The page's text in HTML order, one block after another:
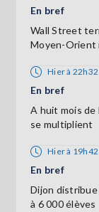
En bref
Wall Street
Moyen-
Hier à 22h32
En bref
A huit mois de
se multiplient
Hier à 19h42
En bref
Dijon
à 6 000 élèves